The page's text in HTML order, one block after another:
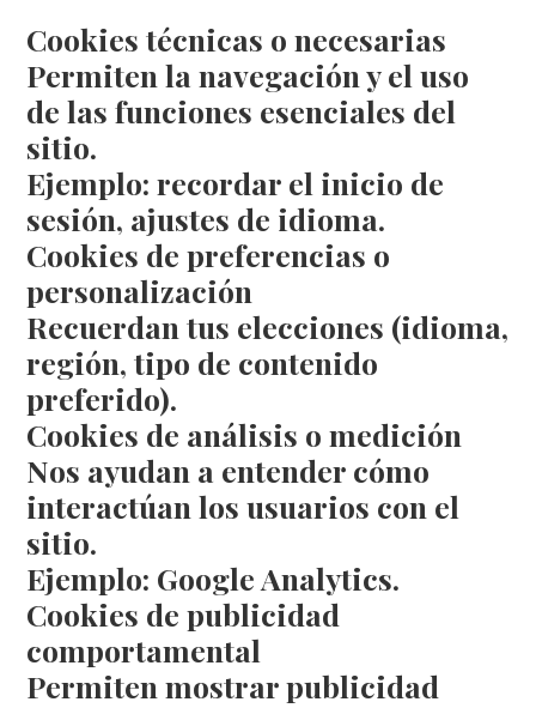
Cookies técnicas o necesarias
Permiten la navegación y el uso
de las funciones esenciales del
sitio.
Ejemplo: recordar el inicio de
sesión, ajustes de idioma.
Cookies de preferencias o
personalización
Recuerdan tus elecciones (idioma,
región, tipo de contenido
preferido).
Cookies de análisis o medición
Nos ayudan a entender cómo
interactúan los usuarios con el
sitio.
Ejemplo: Google Analytics.
Cookies de publicidad
comportamental
Permiten mostrar publicidad